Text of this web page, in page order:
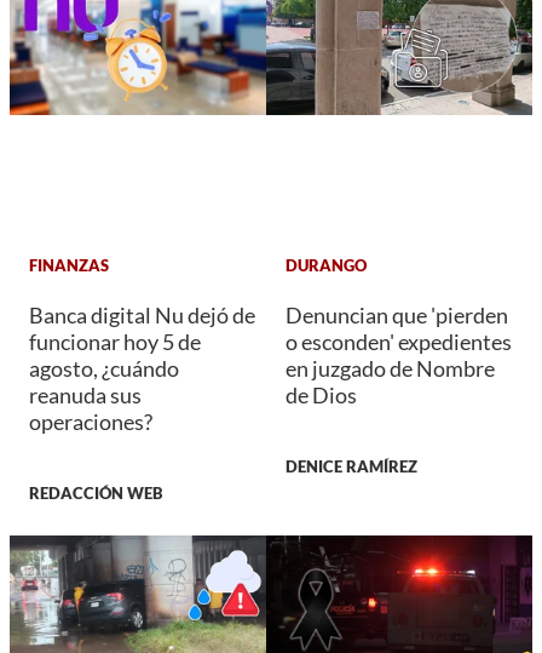
FINANZAS
Banca digital Nu dejó de
funcionar hoy 5 de
agosto, ¿cuándo
reanuda sus
operaciones?
REDACCIÓN WEB
DURANGO
Denuncian que 'pierden
o esconden' expedientes
en juzgado de Nombre
de Dios
DENICE RAMÍREZ